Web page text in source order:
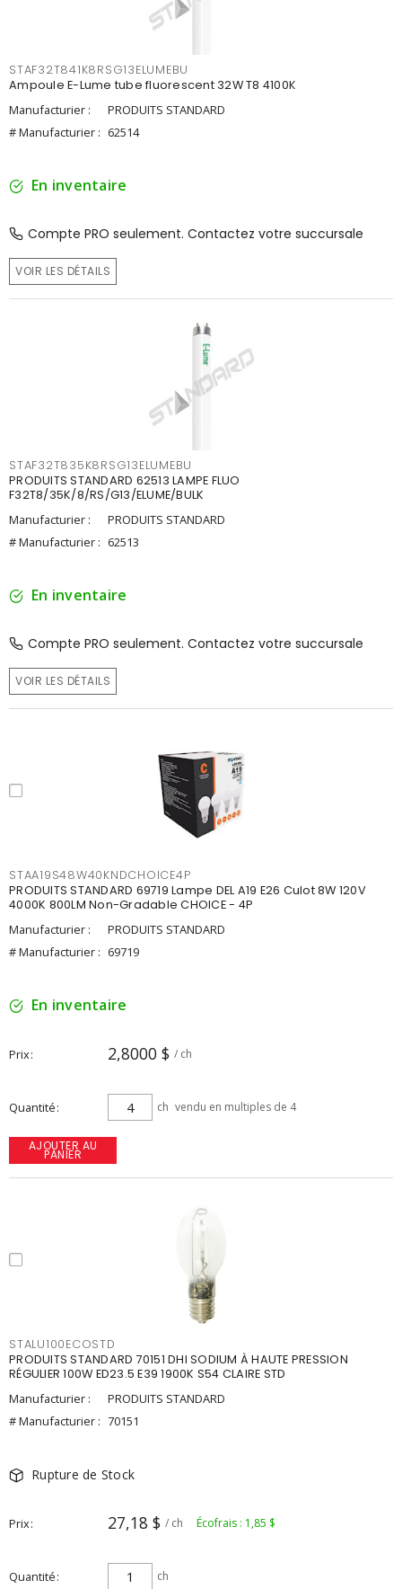
STAF32T841K8RSG13ELUMEBU
Ampoule E-Lume tube fluorescent 32W T8 4100K
Manufacturier :
PRODUITS STANDARD
# Manufacturier : 62514
En inventaire
Compte PRO seulement. Contactez votre succursale
VOIR LES DÉTAILS
STAF32T835K8RSG13ELUMEBU
PRODUITS STANDARD 62513 LAMPE FLUO
F32T8/35K/8/RS/G13/ELUME/BULK
Manufacturier :
PRODUITS STANDARD
# Manufacturier : 62513
En inventaire
Compte PRO seulement. Contactez votre succursale
VOIR LES DÉTAILS
STAA19S48W40KNDCHOICE4P
PRODUITS STANDARD 69719 Lampe DEL A19 E26 Culot 8W 120V
4000K 800LM Non-Gradable CHOICE - 4P
Manufacturier :
PRODUITS STANDARD
# Manufacturier : 69719
En inventaire
Prix 2,8000 $ / ch
Quantité ch vendu en multiples de 4
AJOUTER AU
PANIER
STALU100ECOSTD
PRODUITS STANDARD 70151 DHI SODIUM À HAUTE PRESSION
RÉGULIER 100W ED23.5 E39 1900K S54 CLAIRE STD
Manufacturier :
PRODUITS STANDARD
# Manufacturier : 70151
Rupture de Stock
Prix 27,18 $ / ch Écofrais : 1,85 $
Quantité ch